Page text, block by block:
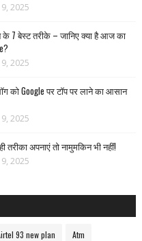
2025
7 बेस्ट तरीके – जानिए क्या है आज का
2025
को Google पर टॉप पर लाने का आसान
2025
तरीका अपनाएं तो नामुमकिन भी नहीं!
2025
93 new plan Atm